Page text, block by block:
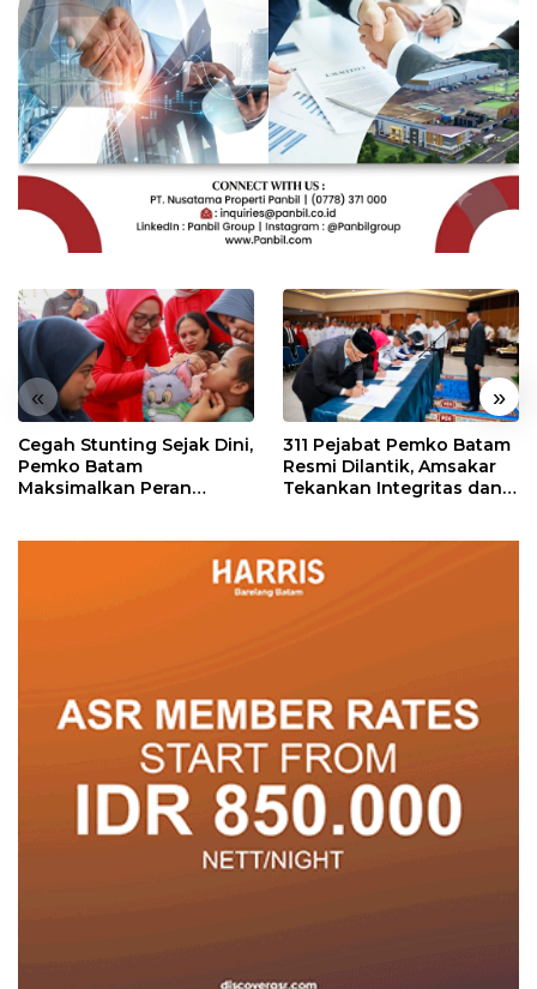
« »
Cegah Stunting Sejak Dini,
Pemko Batam
Maksimalkan Peran
311 Pejabat Pemko Batam
Resmi Dilantik, Amsakar
Tekankan Integritas dan